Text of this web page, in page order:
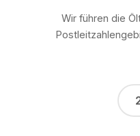
Wir führen die